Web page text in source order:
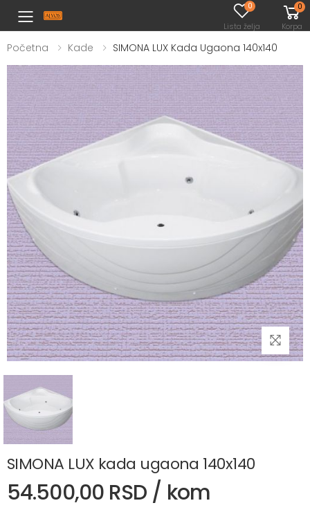
Toggle mobile menu
0
Lista želja
0
Korpa
Početna Kade SIMONA LUX Kada Ugaona 140x140
SIMONA LUX kada ugaona 140x140
54.500,00 RSD / kom